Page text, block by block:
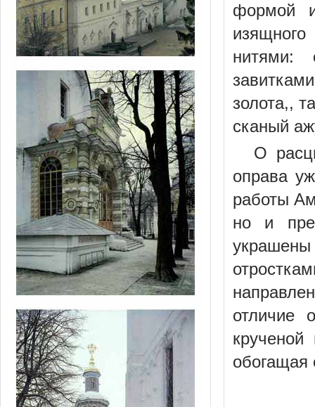
формой
нитями:
золота,,
сканый
О
оправа
работы
но и
украшены
отличие
обогащая